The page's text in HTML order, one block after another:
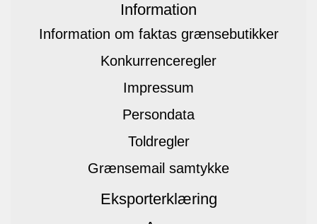
Information
Information om faktas grænsebutikker
Konkurrenceregler
Impressum
Persondata
Toldregler
Grænsemail samtykke
Eksporterklæring